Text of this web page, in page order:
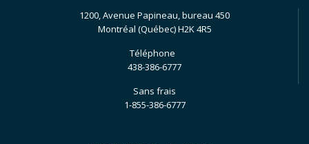
1200, Avenue Papineau, bureau 450
Montréal (Québec) H2K 4R5
Téléphone
438-386-6777
Sans frais
1-855-386-6777